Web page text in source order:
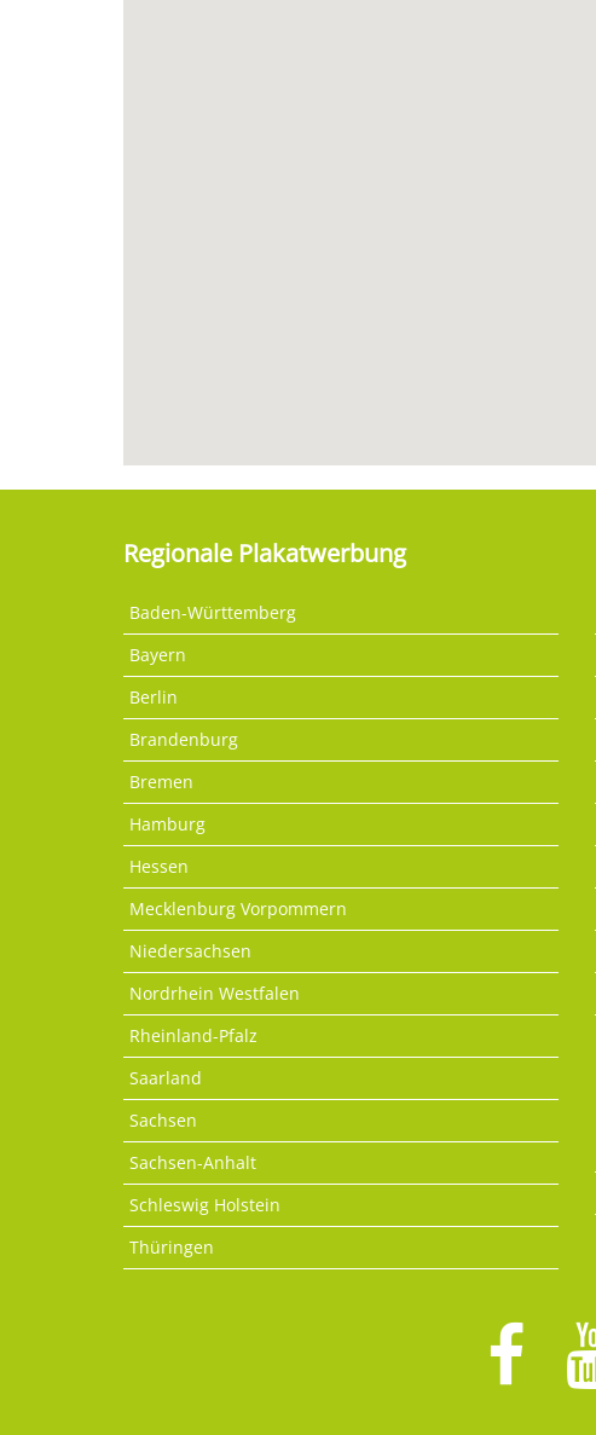
Regionale Plakatwerbung
Baden-Württemberg
Bayern
Berlin
Brandenburg
Bremen
Hamburg
Hessen
Mecklenburg Vorpommern
Niedersachsen
Nordrhein Westfalen
Rheinland-Pfalz
Saarland
Sachsen
Sachsen-Anhalt
Schleswig Holstein
Thüringen